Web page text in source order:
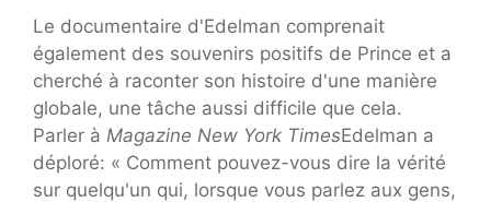
Le documentaire d'Edelman comprenait
également des souvenirs positifs de Prince et a
cherché à raconter son histoire d'une manière
globale, une tâche aussi difficile que cela.
Parler à Magazine New York TimesEdelman a
déploré: « Comment pouvez-vous dire la vérité
sur quelqu'un qui, lorsque vous parlez aux gens,